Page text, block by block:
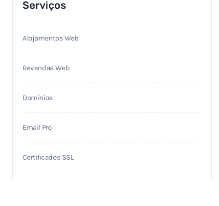
Serviços
Alojamentos Web
Revendas Web
Domínios
Email Pro
Certificados SSL